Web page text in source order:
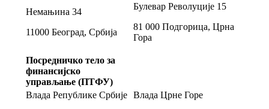
Немањина 34
11000 Београд, Србија
Булевар Револуције 15
81 000 Подгорица, Црна
Гора
Посредничко тело за
финансијско
управљање (ПТФУ)
Влада Републике Србије
Влада Црне Горе